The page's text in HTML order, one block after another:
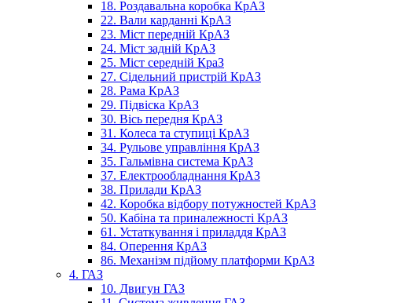
18. Роздавальна коробка КрАЗ
22. Вали карданні КрАЗ
23. Міст передній КрАЗ
24. Міст задній КрАЗ
25. Міст середній КраЗ
27. Сідельний пристрій КрАЗ
28. Рама КрАЗ
29. Підвіска КрАЗ
30. Вісь передня КрАЗ
31. Колеса та ступиці КрАЗ
34. Рульове управління КрАЗ
35. Гальмівна система КрАЗ
37. Електрообладнання КрАЗ
38. Прилади КрАЗ
42. Коробка відбору потужностей КрАЗ
50. Кабіна та приналежності КрАЗ
61. Устаткування і приладдя КрАЗ
84. Оперення КрАЗ
86. Механізм підйому платформи КрАЗ
4. ГАЗ
10. Двигун ГАЗ